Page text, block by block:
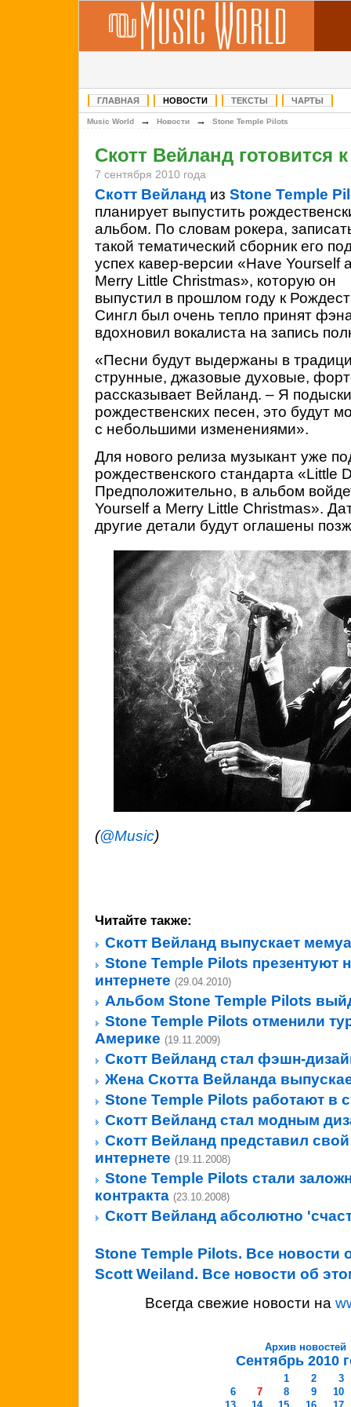
ГЛАВНАЯ НОВОСТИ ТЕКСТЫ ЧАРТЫ
Music World → Новости → Stone Temple Pilots
Скотт Вейланд готовится
7 сентября 2010 года
Скотт Вейланд из Stone Temple
планирует выпустить
альбом. По словам рокера,
такой тематический сборник его
успех кавер-версии «Have Yourself
Merry Little Christmas», которую он
выпустил в прошлом году к
Сингл был очень тепло принят
вдохновил вокалиста на запись
«Песни будут выдержаны в
струнные, джазовые духовые,
рассказывает Вейланд. – Я
рождественских песен, это будут
с небольшими изменениями».
Для нового релиза музыкант уже
рождественского стандарта «Little
Предположительно, в альбом
Yourself a Merry Little Christmas».
другие детали будут оглашены
(@Music)
Читайте также:
Скотт Вейланд выпускает
Stone Temple Pilots презентуют
интернете (29.04.2010)
Альбом Stone Temple Pilots
Stone Temple Pilots отменили
Америке (19.11.2009)
Скотт Вейланд стал фэшн-
Жена Скотта Вейланда
Stone Temple Pilots работают в
Скотт Вейланд стал модным
Скотт Вейланд представил
интернете (19.11.2008)
Stone Temple Pilots стали
контракта (23.10.2008)
Скотт Вейланд абсолютно
Stone Temple Pilots. Все новости
Scott Weiland. Все новости об
Всегда свежие новости на
Архив новостей
Сентябрь 2010
1 2
3
6
7 8 9
10